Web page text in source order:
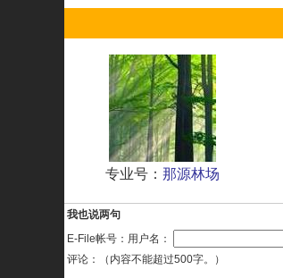
专业号： 那源林场
我也说两句
E-File帐号：用户名：
评论：（内容不能超过500字。）